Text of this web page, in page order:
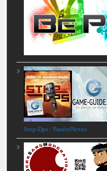
Stop-Dps / PanèteNexus